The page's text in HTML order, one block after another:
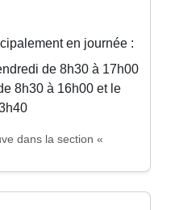
en journée :
de 8h30 à 17h00
8h30 à 16h00 et le
dans la section «